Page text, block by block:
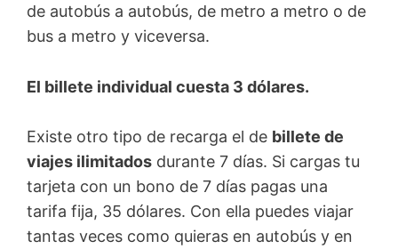
de autobús a autobús, de metro a metro o de
bus a metro y viceversa.
El billete individual cuesta 3 dólares.
Existe otro tipo de recarga el de billete de
viajes ilimitados durante 7 días. Si cargas tu
tarjeta con un bono de 7 días pagas una
tarifa fija, 35 dólares. Con ella puedes viajar
tantas veces como quieras en autobús y en